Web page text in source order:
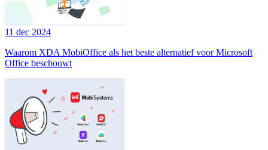
11 dec 2024
Waarom XDA MobiOffice als het beste alternatief voor Microsoft
Office beschouwt